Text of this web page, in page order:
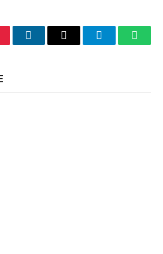
LinkedInEmail Telegram